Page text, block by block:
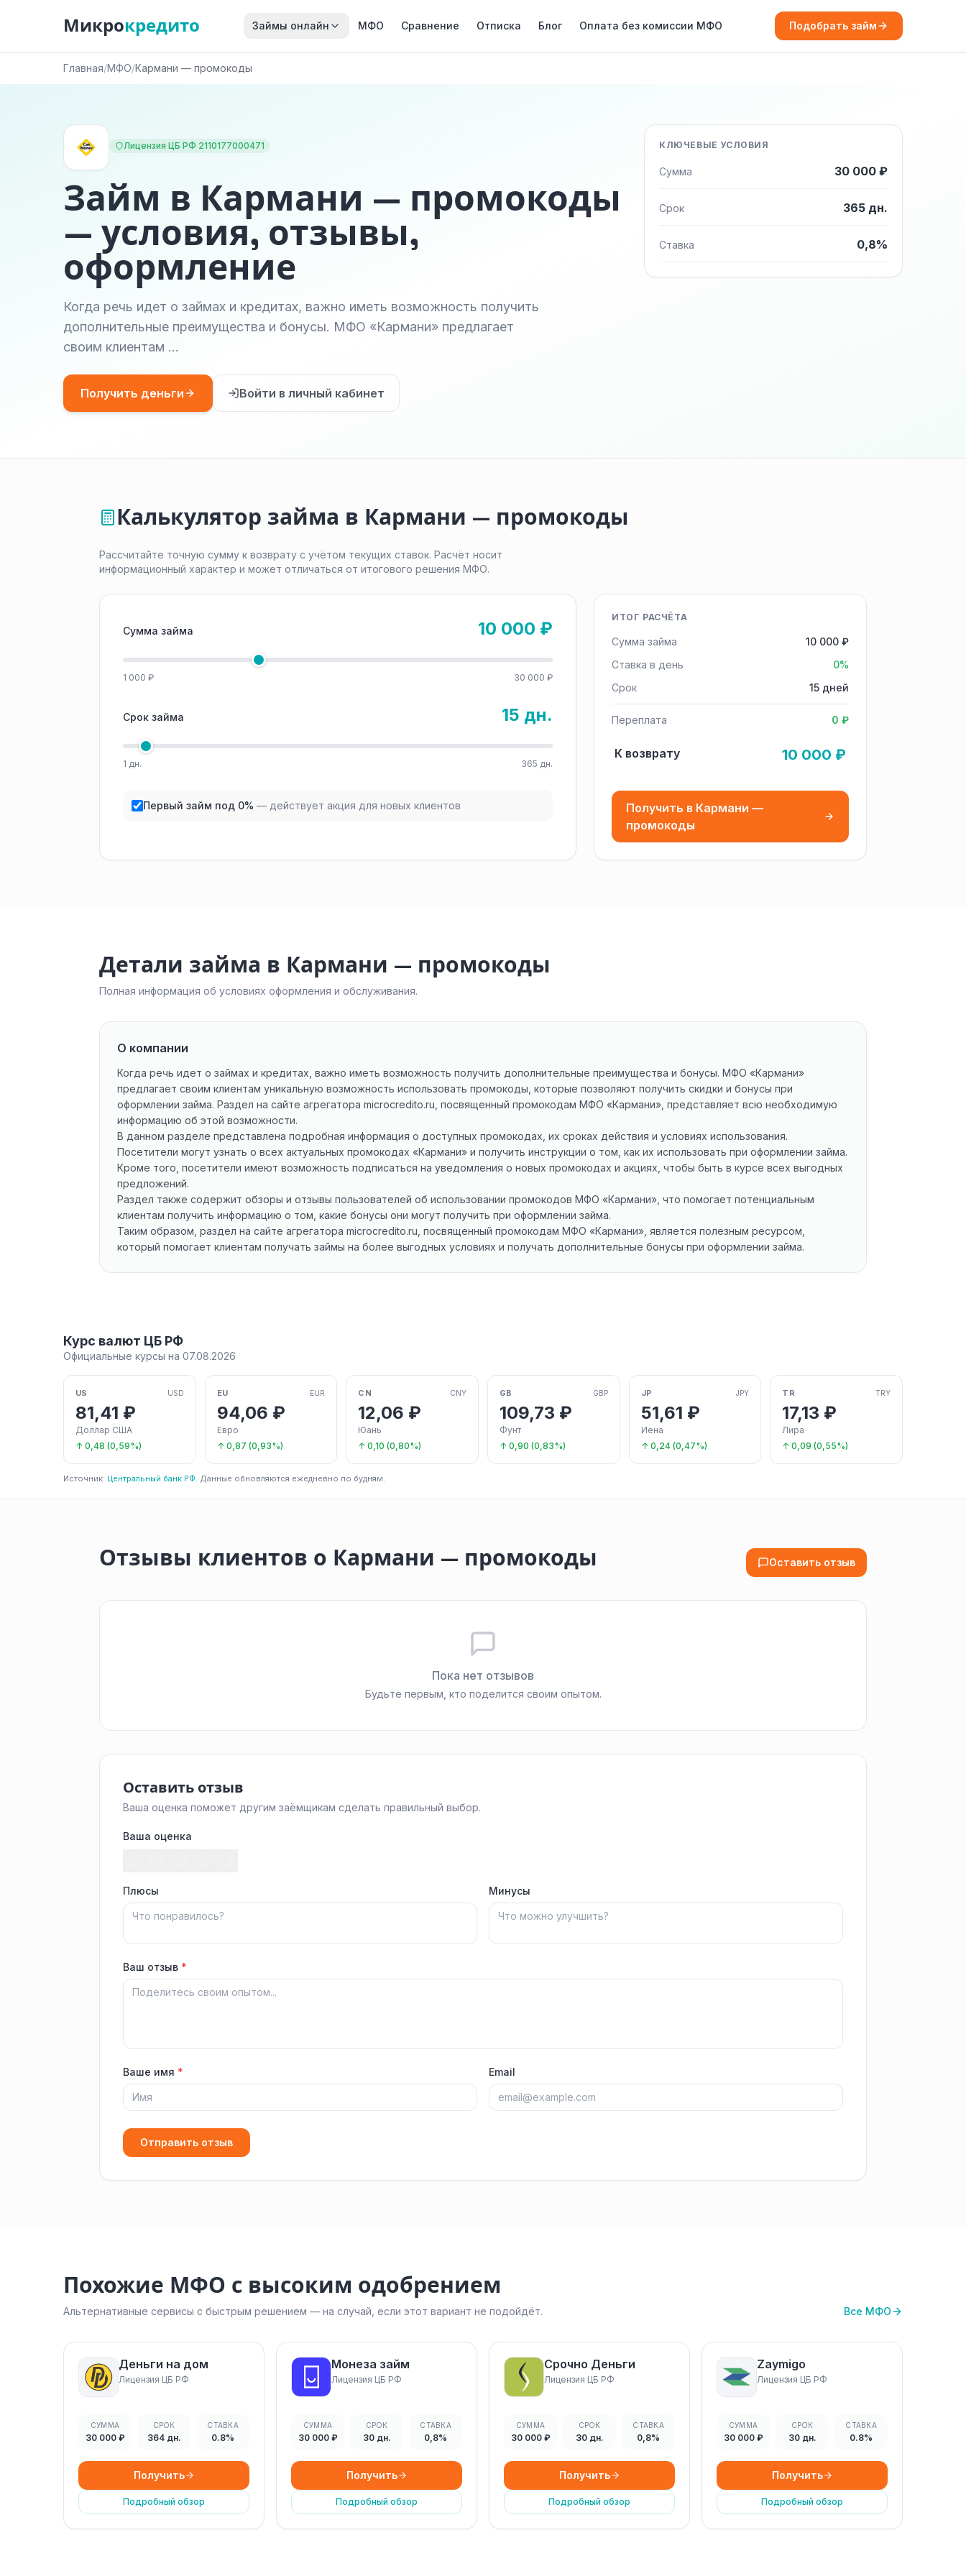
Микрокредито Займы онлайн МФО Сравнение Отписка Блог Оплата без комиссии МФО Подобрать займ
Главная/МФО/Кармани — промокоды
Лицензия ЦБ РФ 2110177000471
Займ в Кармани — промокоды
— условия, отзывы,
оформление
Когда речь идет о займах и кредитах, важно иметь возможность получить
дополнительные преимущества и бонусы. МФО «Кармани» предлагает
своим клиентам …
Получить деньги Войти в личный кабинет
КЛЮЧЕВЫЕ УСЛОВИЯ
Сумма 30 000 ₽
Срок 365 дн.
Ставка 0,8%
Калькулятор займа в Кармани — промокоды
Рассчитайте точную сумму к возврату с учётом текущих ставок. Расчёт носит
информационный характер и может отличаться от итогового решения МФО.
Сумма займа 10 000 ₽
1 000 ₽ 30 000 ₽
Срок займа 15 дн.
1 дн. 365 дн.
Первый займ под 0% — действует акция для новых клиентов
ИТОГ РАСЧЁТА
Сумма займа
10 000 ₽
Ставка в день
0%
Срок
15 дней
Переплата 0 ₽
К возврату 10 000 ₽
Получить в Кармани —
промокоды
Детали займа в Кармани — промокоды
Полная информация об условиях оформления и обслуживания.
О компании
Когда речь идет о займах и кредитах, важно иметь возможность получить дополнительные преимущества и бонусы. МФО «Кармани»
предлагает своим клиентам уникальную возможность использовать промокоды, которые позволяют получить скидки и бонусы при
оформлении займа. Раздел на сайте агрегатора microcredito.ru, посвященный промокодам МФО «Кармани», представляет всю необходимую
информацию об этой возможности.
В данном разделе представлена подробная информация о доступных промокодах, их сроках действия и условиях использования.
Посетители могут узнать о всех актуальных промокодах «Кармани» и получить инструкции о том, как их использовать при оформлении займа.
Кроме того, посетители имеют возможность подписаться на уведомления о новых промокодах и акциях, чтобы быть в курсе всех выгодных
предложений.
Раздел также содержит обзоры и отзывы пользователей об использовании промокодов МФО «Кармани», что помогает потенциальным
клиентам получить информацию о том, какие бонусы они могут получить при оформлении займа.
Таким образом, раздел на сайте агрегатора microcredito.ru, посвященный промокодам МФО «Кармани», является полезным ресурсом,
который помогает клиентам получать займы на более выгодных условиях и получать дополнительные бонусы при оформлении займа.
Курс валют ЦБ РФ
Официальные курсы на 07.08.2026
US USD
81,41 ₽
Доллар США
↑ 0,48 (0,59%)
EU EUR
94,06 ₽
Евро
↑ 0,87 (0,93%)
CN CNY
12,06 ₽
Юань
↑ 0,10 (0,80%)
GB GBP
109,73 ₽
Фунт
↑ 0,90 (0,83%)
JP JPY
51,61 ₽
Иена
↑ 0,24 (0,47%)
TR TRY
17,13 ₽
Лира
↑ 0,09 (0,55%)
Источник: Центральный банк РФ. Данные обновляются ежедневно по будням.
Отзывы клиентов о Кармани — промокоды Оставить отзыв
Пока нет отзывов
Будьте первым, кто поделится своим опытом.
Оставить отзыв
Ваша оценка поможет другим заёмщикам сделать правильный выбор.
Ваша оценка
Плюсы Минусы
Ваш отзыв *
Ваше имя * Email
Отправить отзыв
Похожие МФО с высоким одобрением
Альтернативные сервисы с быстрым решением — на случай, если этот вариант не подойдёт. Все МФО
Деньги на дом
Лицензия ЦБ РФ
СУММА
30 000 ₽
СРОК
364 дн.
СТАВКА
0.8%
Получить
Подробный обзор
Монеза займ
Лицензия ЦБ РФ
СУММА
30 000 ₽
СРОК
30 дн.
СТАВКА
0,8%
Получить
Подробный обзор
Срочно Деньги
Лицензия ЦБ РФ
СУММА
30 000 ₽
СРОК
30 дн.
СТАВКА
0,8%
Получить
Подробный обзор
Zaymigo
Лицензия ЦБ РФ
СУММА
30 000 ₽
СРОК
30 дн.
СТАВКА
0.8%
Получить
Подробный обзор